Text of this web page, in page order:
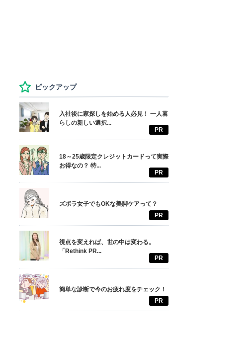
ピックアップ
入社後に家探しを始める人必見！ 一人暮
らしの新しい選択...
PR
18～25歳限定クレジットカードって実際
お得なの？ 特...
PR
ズボラ女子でもOKな美脚ケアって？
PR
視点を変えれば、世の中は変わる。
「Rethink PR...
PR
簡単な診断で今のお疲れ度をチェック！
PR